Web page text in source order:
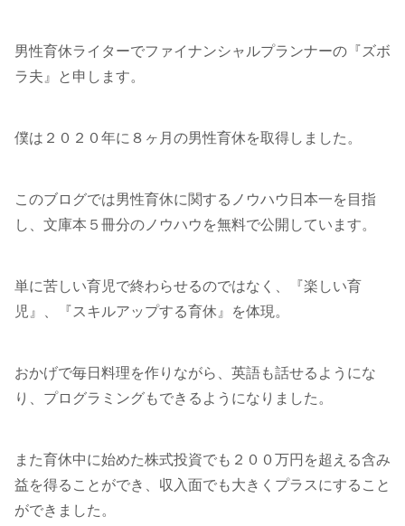
男性育休ライターでファイナンシャルプランナーの『ズボ
ラ夫』と申します。
僕は２０２０年に８ヶ月の男性育休を取得しました。
このブログでは男性育休に関するノウハウ日本一を目指
し、文庫本５冊分のノウハウを無料で公開しています。
単に苦しい育児で終わらせるのではなく、『楽しい育
児』、『スキルアップする育休』を体現。
おかげで毎日料理を作りながら、英語も話せるようにな
り、プログラミングもできるようになりました。
また育休中に始めた株式投資でも２００万円を超える含み
益を得ることができ、収入面でも大きくプラスにすること
ができました。